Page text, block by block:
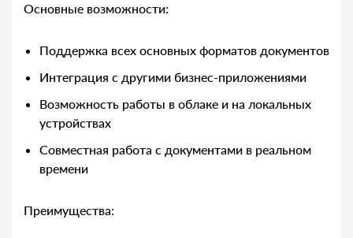
Основные возможности:
Поддержка всех основных форматов документов
Интеграция с другими бизнес-приложениями
Возможность работы в облаке и на локальных
устройствах
Совместная работа с документами в реальном
времени
Преимущества: